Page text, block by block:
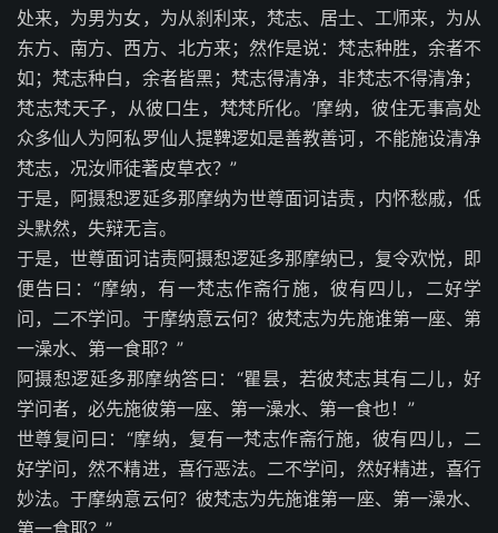
处来，为男为女，为从刹利来，梵志、居士、工师来，为从
东方、南方、西方、北方来；然作是说：梵志种胜，余者不
如；梵志种白，余者皆黑；梵志得清净，非梵志不得清净；
梵志梵天子，从彼口生，梵梵所化。’摩纳，彼住无事高处
众多仙人为阿私罗仙人提鞞逻如是善教善诃，不能施设清净
梵志，况汝师徒著皮草衣？”
于是，阿摄惒逻延多那摩纳为世尊面诃诘责，内怀愁戚，低
头默然，失辩无言。
于是，世尊面诃诘责阿摄惒逻延多那摩纳已，复令欢悦，即
便告曰：“摩纳，有一梵志作斋行施，彼有四儿，二好学
问，二不学问。于摩纳意云何？彼梵志为先施谁第一座、第
一澡水、第一食耶？”
阿摄惒逻延多那摩纳答曰：“瞿昙，若彼梵志其有二儿，好
学问者，必先施彼第一座、第一澡水、第一食也！”
世尊复问曰：“摩纳，复有一梵志作斋行施，彼有四儿，二
好学问，然不精进，喜行恶法。二不学问，然好精进，喜行
妙法。于摩纳意云何？彼梵志为先施谁第一座、第一澡水、
第一食耶？”